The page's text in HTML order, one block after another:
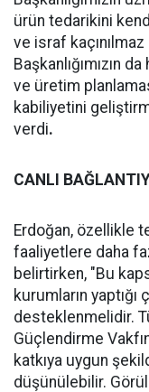
ürün tedarikini
ve israf
Başkanlığımızın
ve üretim
kabiliyetini
verdi.
CANLI
Erdoğan, özellikle
faaliyetlere daha
belirtirken, "Bu
kurumların
desteklenmelidir.
Güçlendirme
katkıya uygun
düşünülebilir.